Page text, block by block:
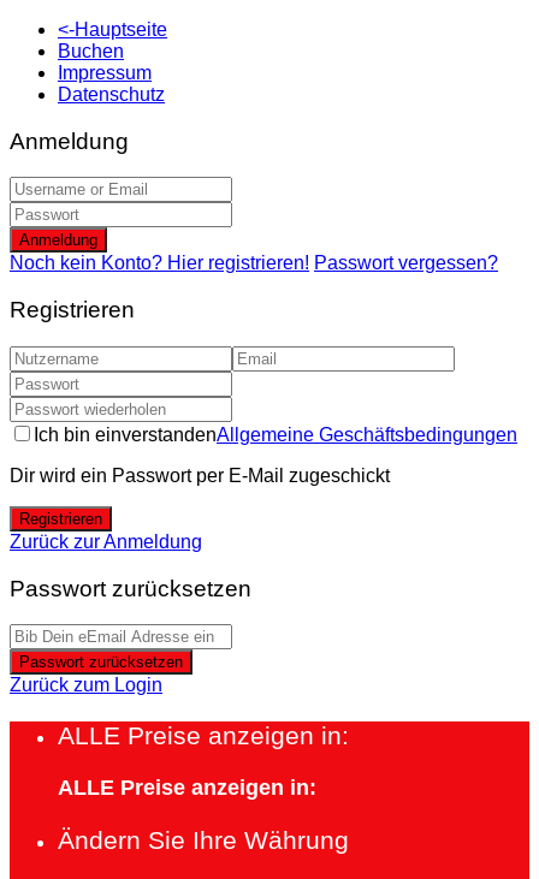
<-Hauptseite
Buchen
Impressum
Datenschutz
Anmeldung
Anmeldung
Noch kein Konto? Hier registrieren! Passwort vergessen?
Registrieren
Ich bin einverstandenAllgemeine Geschäftsbedingungen
Dir wird ein Passwort per E-Mail zugeschickt
Registrieren
Zurück zur Anmeldung
Passwort zurücksetzen
Passwort zurücksetzen
Zurück zum Login
ALLE Preise anzeigen in:
ALLE Preise anzeigen in:
Ändern Sie Ihre Währung